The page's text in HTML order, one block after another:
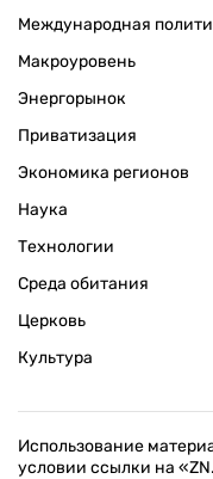
Международная
Макроуровень
Энергорынок
Приватизация
Экономика регионов
Наука
Технологии
Среда обитания
Церковь
Культура
Использование
условии ссылки на